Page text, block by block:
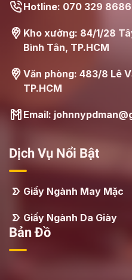
Hotline: 070 329 8686
Kho xưởng: 84/1/28
Bình Tân, TP.HCM
Văn phòng: 483/8 Lê
TP.HCM
Email:
Dịch Vụ Nổi Bật
Giấy Ngành May Mặc
Giấy Ngành Da Giày
Bản Đồ